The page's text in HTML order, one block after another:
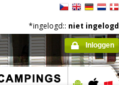
*ingelogd:: niet ingelogd
Inloggen